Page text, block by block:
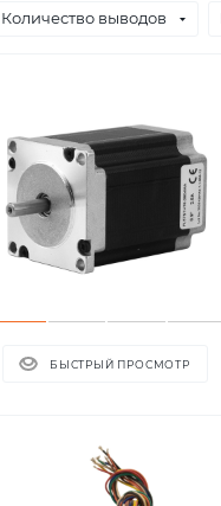
Количество выводов
БЫСТРЫЙ ПРОСМОТР